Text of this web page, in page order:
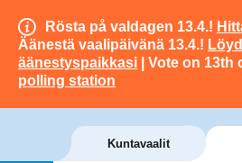
Rösta på valdagen 13.4.!
Äänestä vaalipäivänä 13.4.!
äänestyspaikkasi | Vote on 13th
polling station
Kuntavaalit